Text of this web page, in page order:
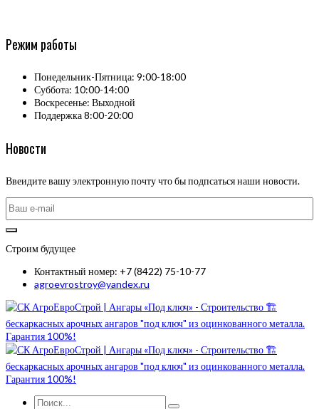
Режим работы
Понедельник-Пятница: 9:00-18:00
Суббота: 10:00-14:00
Воскресенье: Выходной
Поддержка 8:00-20:00
Новости
Ввеидите вашу электронную почту что бы подпсаться наши новости.
Строим будущее
Контактный номер: +7 (8422) 75-10-77
agroevrostroy@yandex.ru